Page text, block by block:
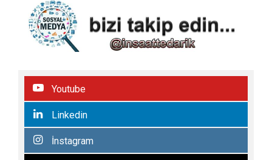
Youtube
Linkedin
İnstagram